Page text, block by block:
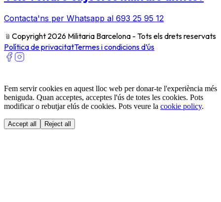
Contacta'ns per Whatsapp al 693 25 95 12
﹫ Copyright 2026 Militaria Barcelona - Tots els drets reservats
Política de privacitatTermes i condicions d’ús
Fem servir cookies en aquest lloc web per donar-te l'experiència més
beniguda. Quan acceptes, acceptes l'ús de totes les cookies. Pots
modificar o rebutjar elús de cookies. Pots veure la cookie policy.
Accept all Reject all